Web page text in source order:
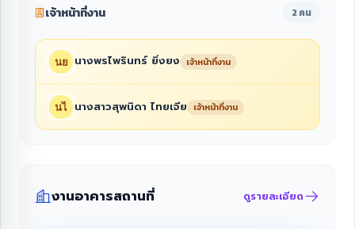
เจ้าหน้าที่งาน 2 คน
นางพรไพรินทร์ ยิ่งยง เจ้าหน้าที่งาน
นางสาวสุพนิดา ไทยเจีย เจ้าหน้าที่งาน
งานอาคารสถานที่ ดูรายละเอียด